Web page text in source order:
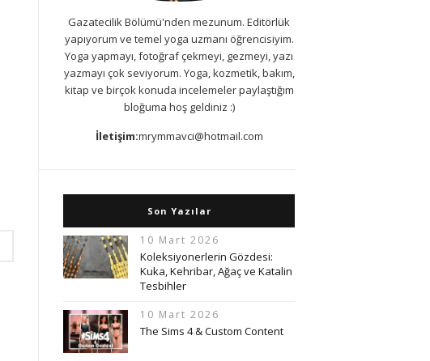
Gazatecilik Bölümü'nden mezunum. Editörlük
yapıyorum ve temel yoga uzmanı öğrencisiyim.
Yoga yapmayı, fotoğraf çekmeyi, gezmeyi, yazı
yazmayı çok seviyorum. Yoga, kozmetik, bakım,
kitap ve birçok konuda incelemeler paylaştığım
bloğuma hoş geldiniz :)
İletişim:mrymmavci@hotmail.com
Son Yazılar
10 Mart 2026
Koleksiyonerlerin Gözdesi:
Kuka, Kehribar, Ağaç ve Katalin
Tesbihler
10 Mart 2026
The Sims 4 & Custom Content